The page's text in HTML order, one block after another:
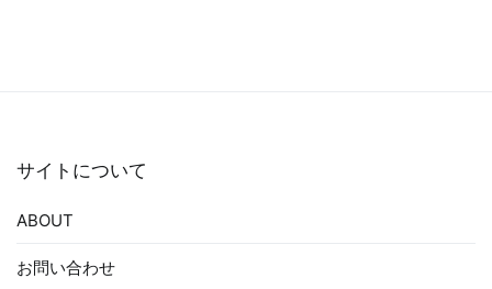
ン
サイトについて
ABOUT
お問い合わせ